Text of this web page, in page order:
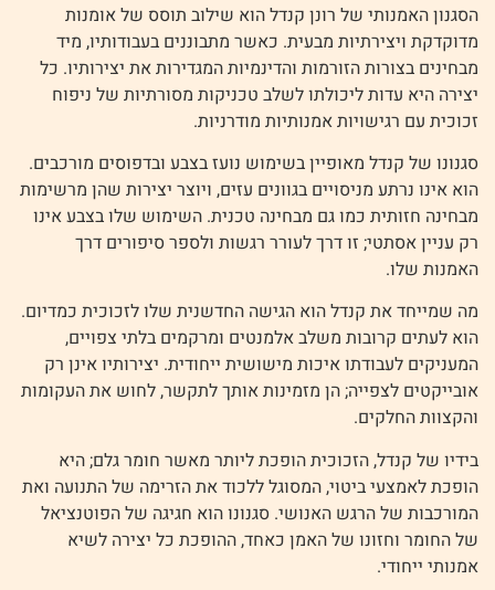
הסגנון האמנותי של רונן קנדל הוא שילוב תוסס של אומנות
מדוקדקת ויצירתיות מבעית. כאשר מתבוננים בעבודותיו, מיד
מבחינים בצורות הזורמות והדינמיות המגדירות את יצירותיו. כל
יצירה היא עדות ליכולתו לשלב טכניקות מסורתיות של ניפוח
זכוכית עם רגישויות אמנותיות מודרניות.
סגנונו של קנדל מאופיין בשימוש נועז בצבע ובדפוסים מורכבים.
הוא אינו נרתע מניסויים בגוונים עזים, ויוצר יצירות שהן מרשימות
מבחינה חזותית כמו גם מבחינה טכנית. השימוש שלו בצבע אינו
רק עניין אסתטי; זו דרך לעורר רגשות ולספר סיפורים דרך
האמנות שלו.
מה שמייחד את קנדל הוא הגישה החדשנית שלו לזכוכית כמדיום.
הוא לעתים קרובות משלב אלמנטים ומרקמים בלתי צפויים,
המעניקים לעבודתו איכות מישושית ייחודית. יצירותיו אינן רק
אובייקטים לצפייה; הן מזמינות אותך לתקשר, לחוש את העקומות
והקצוות החלקים.
בידיו של קנדל, הזכוכית הופכת ליותר מאשר חומר גלם; היא
הופכת לאמצעי ביטוי, המסוגל ללכוד את הזרימה של התנועה ואת
המורכבות של הרגש האנושי. סגנונו הוא חגיגה של הפוטנציאל
של החומר וחזונו של האמן כאחד, ההופכת כל יצירה לשיא
אמנותי ייחודי.